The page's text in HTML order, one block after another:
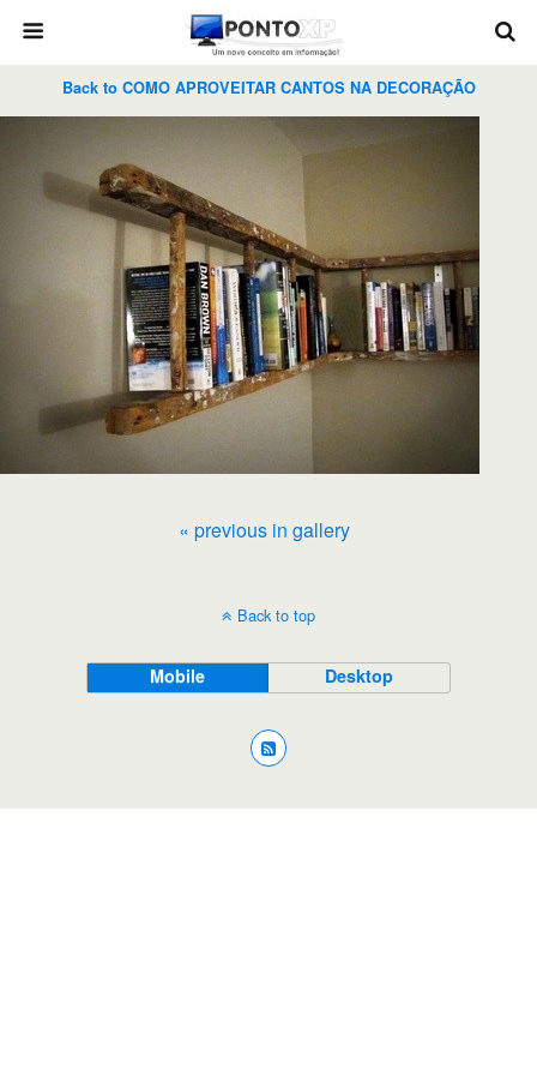
Back to COMO APROVEITAR CANTOS NA DECORAÇÃO
« previous in gallery
Back to top
Mobile Desktop